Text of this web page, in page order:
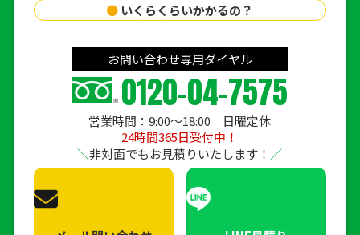
● いくらくらいかかるの？
お問い合わせ専用ダイヤル
0120-04-7575
営業時間：9:00〜18:00 日曜定休
24時間365日受付中！
非対面でもお見積りいたします！